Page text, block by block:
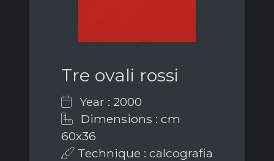
Tre ovali rossi
Year : 2000
Dimensions : cm
60x36
Technique : calcografia